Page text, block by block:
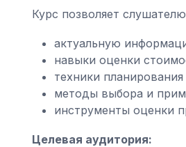
Курс позволяет
актуальную
навыки оценки
техники
методы выбора и
инструменты оценки
Целевая аудитория: